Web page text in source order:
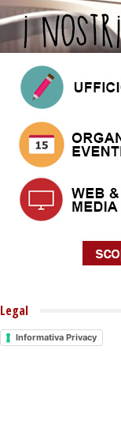
Legal
Informativa Privacy